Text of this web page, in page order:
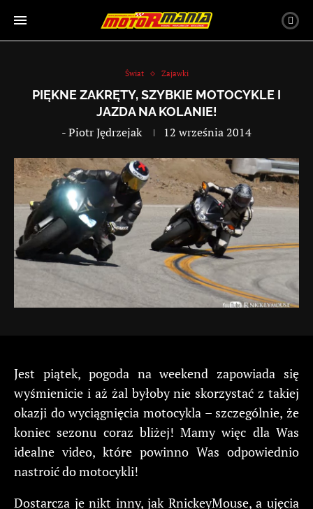
Świat Zajawki
PIĘKNE ZAKRĘTY, SZYBKIE MOTOCYKLE I
JAZDA NA KOLANIE!
-Piotr Jędrzejak 12 września 2014
Jest piątek, pogoda na weekend zapowiada się
wyśmienicie i aż żal byłoby nie skorzystać z takiej
okazji do wyciągnięcia motocykla – szczególnie, że
koniec sezonu coraz bliżej! Mamy więc dla Was
idealne video, które powinno Was odpowiednio
nastroić do motocykli!
Dostarcza je nikt inny, jak RnickeyMouse, a ujęcia